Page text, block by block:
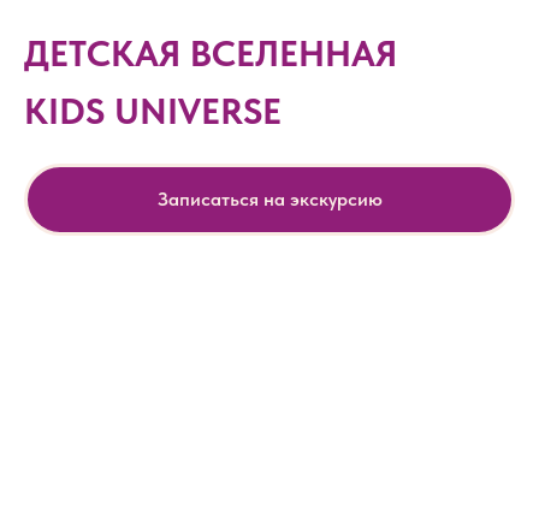
ДЕТСКАЯ ВСЕЛЕННАЯ
KIDS UNIVERSE
Записаться на экскурсию